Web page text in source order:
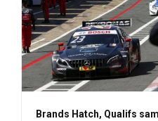
Brands Hatch, Qualifs